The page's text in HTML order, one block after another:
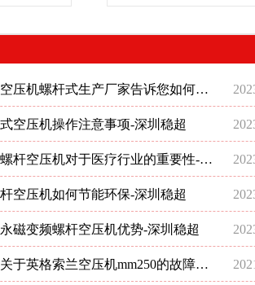
压机螺杆式生产厂家告诉您如何选
机
空压机操作注意事项-深圳稳超
杆空压机对于医疗行业的重要性-深
空压机如何节能环保-深圳稳超
磁变频螺杆空压机优势-深圳稳超
于英格索兰空压机mm250的故障问